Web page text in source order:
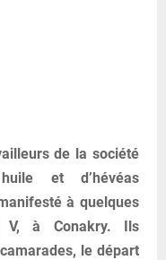
de la société
et d’hévéas
à quelques
V, à Conakry. Ils
le départ